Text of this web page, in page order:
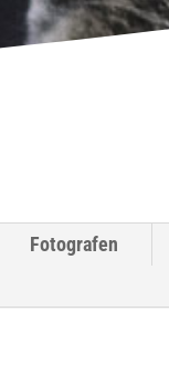
Fotografen